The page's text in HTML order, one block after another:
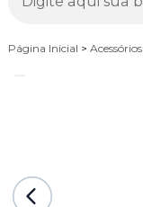
Página Inicial > Acessórios